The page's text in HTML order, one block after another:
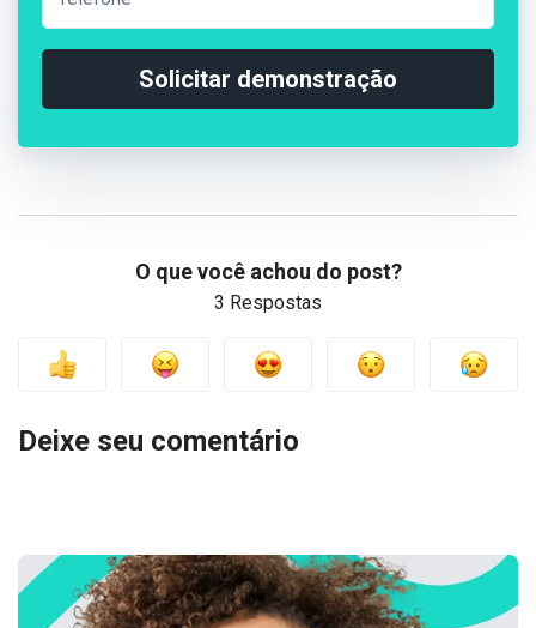
Solicitar demonstração
O que você achou do post?
3 Respostas
Deixe seu comentário